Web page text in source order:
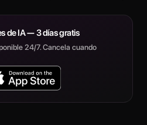
de IA — 3 días gratis
24/7. Cancela cuando